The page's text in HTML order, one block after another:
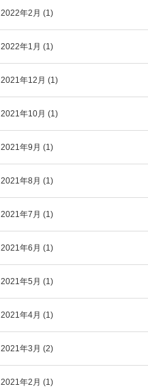
2022年2月 (1)
2022年1月 (1)
2021年12月 (1)
2021年10月 (1)
2021年9月 (1)
2021年8月 (1)
2021年7月 (1)
2021年6月 (1)
2021年5月 (1)
2021年4月 (1)
2021年3月 (2)
2021年2月 (1)